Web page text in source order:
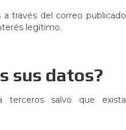
través del correo publicado
legítimo.
sus datos?
terceros salvo que exista